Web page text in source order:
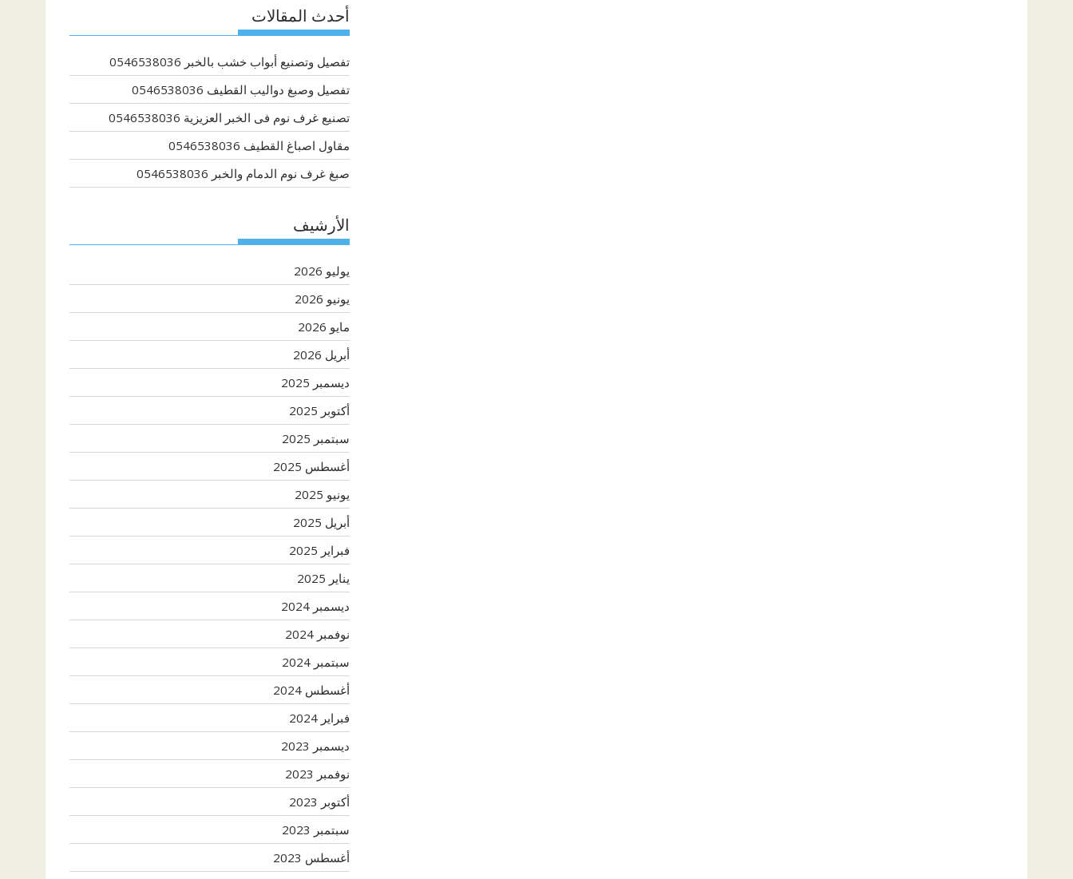
أحدث المقالات
تفصيل وتصنيع أبواب خشب بالخبر 0546538036
تفصيل وصبغ دواليب القطيف 0546538036
تصنيع غرف نوم فى الخبر العزيزية 0546538036
مقاول اصباغ القطيف 0546538036
صبغ غرف نوم الدمام والخبر 0546538036
الأرشيف
يوليو 2026
يونيو 2026
مايو 2026
أبريل 2026
ديسمبر 2025
أكتوبر 2025
سبتمبر 2025
أغسطس 2025
يونيو 2025
أبريل 2025
فبراير 2025
يناير 2025
ديسمبر 2024
نوفمبر 2024
سبتمبر 2024
أغسطس 2024
فبراير 2024
ديسمبر 2023
نوفمبر 2023
أكتوبر 2023
سبتمبر 2023
أغسطس 2023